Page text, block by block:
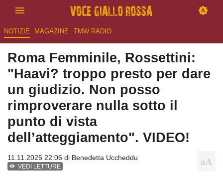
NOTIZIE MAGAZINE TMW RADIO
Roma Femminile, Rossettini:
"Haavi? troppo presto per dare
un giudizio. Non posso
rimproverare nulla sotto il
punto di vista
dell’atteggiamento". VIDEO!
11.11.2025 22:06 di Benedetta Uccheddu
VEDI LETTURE